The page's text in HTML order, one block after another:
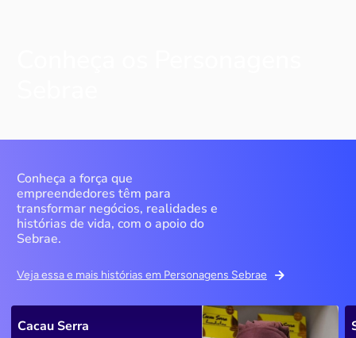
Conheça a força que
empreendedores têm para
transformar negócios, realidades e
histórias de vida, com o apoio do
Sebrae.
Veja essa e mais histórias em Personagens Sebrae
Cacau Serra